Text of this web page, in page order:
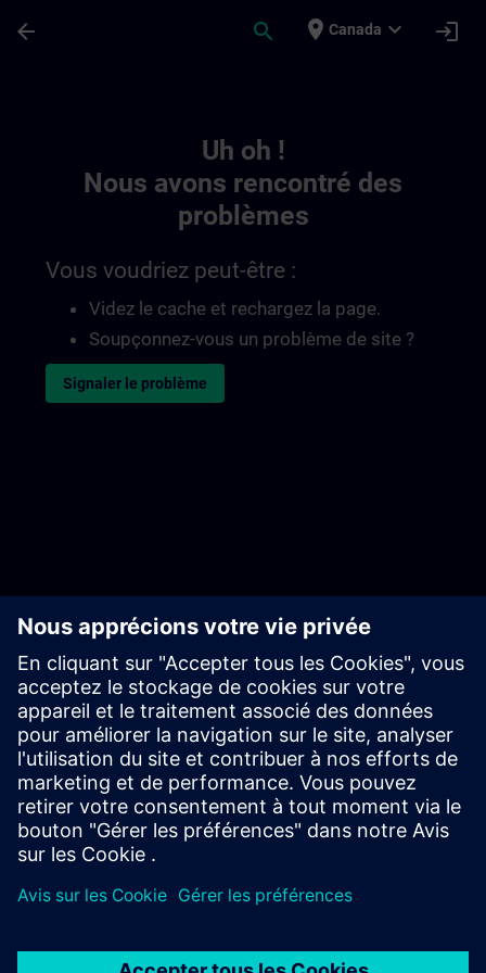
arrow_back search place Canada expand_more login
Uh oh !
Nous avons rencontré des
problèmes
Vous voudriez peut-être :
Videz le cache et rechargez la page.
Soupçonnez-vous un problème de site ?
Signaler le problème